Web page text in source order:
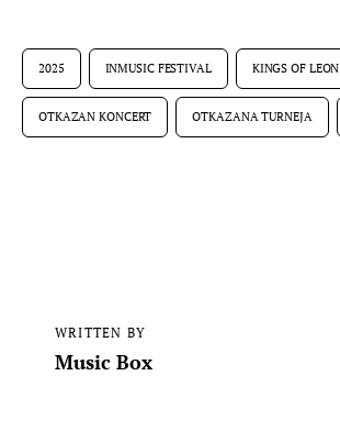
2025 INMUSIC FESTIVAL KINGS OF LEON
OTKAZAN KONCERT OTKAZANA TURNEJA
WRITTEN BY
Music Box